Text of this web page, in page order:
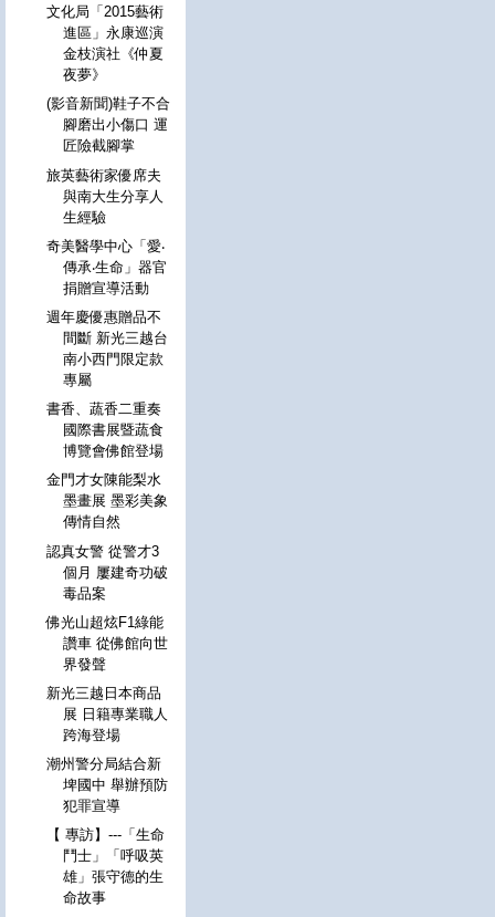
文化局「2015藝術
進區」永康巡演
金枝演社《仲夏
夜夢》
(影音新聞)鞋子不合
腳磨出小傷口 運
匠險截腳掌
旅英藝術家優席夫
與南大生分享人
生經驗
奇美醫學中心「愛‧
傳承‧生命」器官
捐贈宣導活動
週年慶優惠贈品不
間斷 新光三越台
南小西門限定款
專屬
書香、蔬香二重奏
國際書展暨蔬食
博覽會佛館登場
金門才女陳能梨水
墨畫展 墨彩美象
傳情自然
認真女警 從警才3
個月 屢建奇功破
毒品案
佛光山超炫F1綠能
讚車 從佛館向世
界發聲
新光三越日本商品
展 日籍專業職人
跨海登場
潮州警分局結合新
埤國中 舉辦預防
犯罪宣導
【 專訪】---「生命
鬥士」「呼吸英
雄」張守德的生
命故事